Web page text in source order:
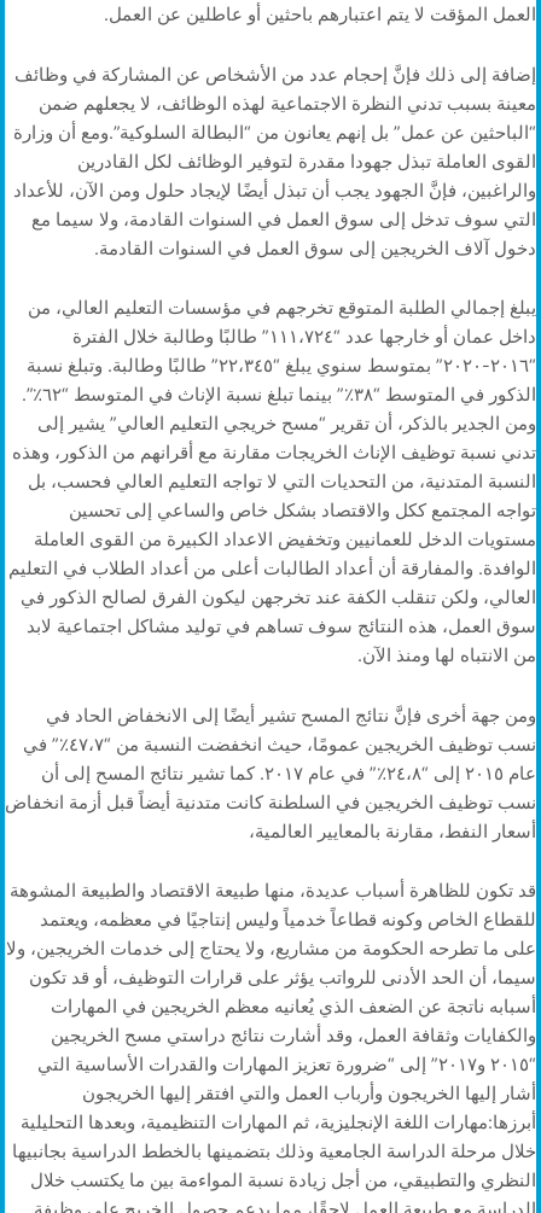
العمل المؤقت لا يتم اعتبارهم باحثين أو عاطلين عن العمل.
إضافة إلى ذلك فإنَّ إحجام عدد من الأشخاص عن المشاركة في وظائف
معينة بسبب تدني النظرة الاجتماعية لهذه الوظائف، لا يجعلهم ضمن
“الباحثين عن عمل” بل إنهم يعانون من “البطالة السلوكية”.ومع أن وزارة
القوى العاملة تبذل جهودا مقدرة لتوفير الوظائف لكل القادرين
والراغبين، فإنَّ الجهود يجب أن تبذل أيضًا لإيجاد حلول ومن الآن، للأعداد
التي سوف تدخل إلى سوق العمل في السنوات القادمة، ولا سيما مع
دخول آلاف الخريجين إلى سوق العمل في السنوات القادمة.
يبلغ إجمالي الطلبة المتوقع تخرجهم في مؤسسات التعليم العالي، من
داخل عمان أو خارجها عدد “١١١،٧٢٤” طالبًا وطالبة خلال الفترة
“٢٠١٦-٢٠٢٠” بمتوسط سنوي يبلغ “٢٢،٣٤٥” طالبًا وطالبة. وتبلغ نسبة
الذكور في المتوسط “٣٨٪؜” بينما تبلغ نسبة الإناث في المتوسط “٦٢٪؜”.
ومن الجدير بالذكر، أن تقرير “مسح خريجي التعليم العالي” يشير إلى
تدني نسبة توظيف الإناث الخريجات مقارنة مع أقرانهم من الذكور، وهذه
النسبة المتدنية، من التحديات التي لا تواجه التعليم العالي فحسب، بل
تواجه المجتمع ككل والاقتصاد بشكل خاص والساعي إلى تحسين
مستويات الدخل للعمانيين وتخفيض الاعداد الكبيرة من القوى العاملة
الوافدة. والمفارقة أن أعداد الطالبات أعلى من أعداد الطلاب في التعليم
العالي، ولكن تنقلب الكفة عند تخرجهن ليكون الفرق لصالح الذكور في
سوق العمل، هذه النتائج سوف تساهم في توليد مشاكل اجتماعية لابد
من الانتباه لها ومنذ الآن.
ومن جهة أخرى فإنَّ نتائج المسح تشير أيضًا إلى الانخفاض الحاد في
نسب توظيف الخريجين عمومًا، حيث انخفضت النسبة من “٤٧،٧٪؜” في
عام ٢٠١٥ إلى “٢٤،٨٪؜” في عام ٢٠١٧. كما تشير نتائج المسح إلى أن
نسب توظيف الخريجين في السلطنة كانت متدنية أيضاً قبل أزمة انخفاض
أسعار النفط، مقارنة بالمعايير العالمية،
قد تكون للظاهرة أسباب عديدة، منها طبيعة الاقتصاد والطبيعة المشوهة
للقطاع الخاص وكونه قطاعاً خدمياً وليس إنتاجيًا في معظمه، ويعتمد
على ما تطرحه الحكومة من مشاريع، ولا يحتاج إلى خدمات الخريجين، ولا
سيما، أن الحد الأدنى للرواتب يؤثر على قرارات التوظيف، أو قد تكون
أسبابه ناتجة عن الضعف الذي يُعانيه معظم الخريجين في المهارات
والكفايات وثقافة العمل، وقد أشارت نتائج دراستي مسح الخريجين
“٢٠١٥ و٢٠١٧” إلى “ضرورة تعزيز المهارات والقدرات الأساسية التي
أشار إليها الخريجون وأرباب العمل والتي افتقر إليها الخريجون
أبرزها:مهارات اللغة الإنجليزية، ثم المهارات التنظيمية، وبعدها التحليلية
خلال مرحلة الدراسة الجامعية وذلك بتضمينها بالخطط الدراسية بجانبيها
النظري والتطبيقي، من أجل زيادة نسبة المواءمة بين ما يكتسب خلال